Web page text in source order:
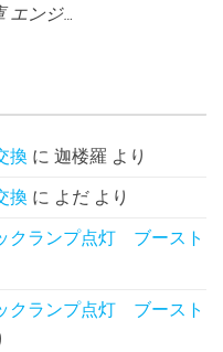
エンジ…
換 に 迦楼羅 より
換 に よだ より
クランプ点灯 ブースト
クランプ点灯 ブースト